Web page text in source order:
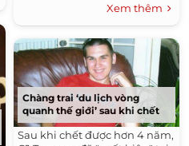
Xem thêm
Chàng trai ‘du lịch vòng
quanh thế giới’ sau khi chết
Sau khi chết được hơn 4 năm,